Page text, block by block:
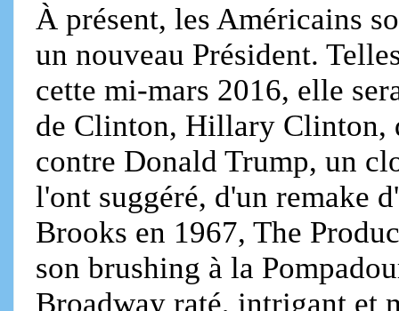
À présent, les Américains
un nouveau Président.
cette mi-mars 2016, elle
de Clinton, Hillary Clinton,
contre Donald Trump, un
l'ont suggéré, d'un remake
Brooks en 1967, The
son brushing à la
Broadway raté, intrigant et